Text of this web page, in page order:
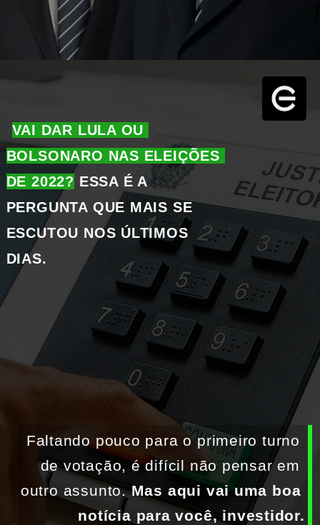
Faltando pouco para o primeiro turno
de votação, é difícil não pensar em
outro assunto. Mas aqui vai uma boa
notícia para você, investidor.
VAI DAR LULA OU
BOLSONARO NAS ELEIÇÕES
DE 2022? ESSA É A
PERGUNTA QUE MAIS SE
ESCUTOU NOS ÚLTIMOS
DIAS.